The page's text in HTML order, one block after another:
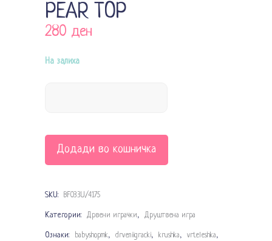
PEAR TOP
280 ден
На залиха
Додади во кошничка
SKU: BF033U/4175
Категории: Дрвени играчки, Друштвена игра
Ознаки: babyshopmk, drveniigracki, krushka, vrteleshka,